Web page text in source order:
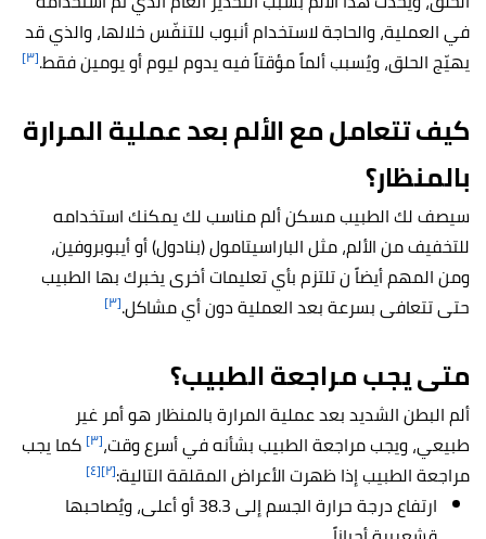
في العملية، والحاجة لاستخدام أنبوب للتنفّس خلالها، والذي قد
يهيّج الحلق، ويُسبب ألماً مؤقتاً فيه يدوم ليوم أو يومين فقط.[٣]
كيف تتعامل مع الألم بعد عملية المرارة
بالمنظار؟
سيصف لك الطبيب مسكن ألم مناسب لك يمكنك استخدامه
للتخفيف من الألم، مثل الباراسيتامول (بنادول) أو أيبوبروفين،
ومن المهم أيضاً ن تلتزم بأي تعليمات أخرى يخبرك بها الطبيب
حتى تتعافى بسرعة بعد العملية دون أي مشاكل.[٣]
متى يجب مراجعة الطبيب؟
ألم البطن الشديد بعد عملية المرارة بالمنظار هو أمر غير
طبيعي، ويجب مراجعة الطبيب بشأنه في أسرع وقت،[٣]
كما يجب
مراجعة الطبيب إذا ظهرت الأعراض المقلقة التالية:[٢] [٤]
ارتفاع درجة حرارة الجسم إلى 38.3 أو أعلى، ويُصاحبها